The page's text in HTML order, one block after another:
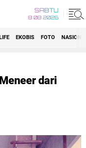
SABTU
8 08 2026
EKOBIS FOTO
dari